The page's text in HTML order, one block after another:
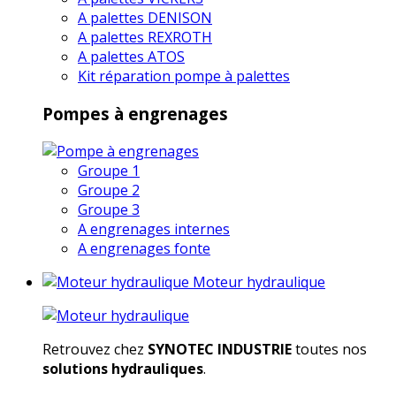
A palettes DENISON
A palettes REXROTH
A palettes ATOS
Kit réparation pompe à palettes
Pompes à engrenages
Groupe 1
Groupe 2
Groupe 3
A engrenages internes
A engrenages fonte
Moteur hydraulique
Retrouvez chez SYNOTEC INDUSTRIEtoutes nos
solutions hydrauliques.